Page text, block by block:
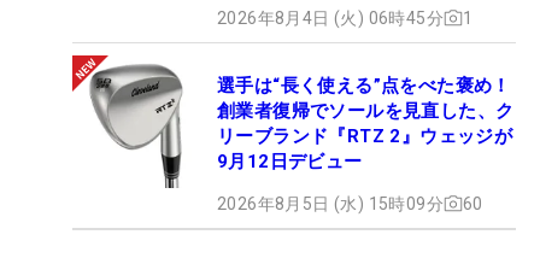
2026年8月4日 (火) 06時45分 1
選手は“長く使える”点をべた褒め！
創業者復帰でソールを見直した、ク
リーブランド『RTZ 2』ウェッジが
9月12日デビュー
2026年8月5日 (水) 15時09分 60